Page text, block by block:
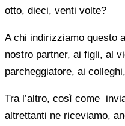
otto, dieci, venti volte?
A chi indirizziamo questo
nostro partner, ai figli, al
parcheggiatore, ai
Tra l’altro, così come
altrettanti ne riceviamo,